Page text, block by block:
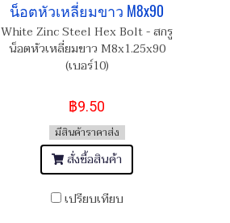
น็อตหัวเหลี่ยมขาว M8x90
White Zinc Steel Hex Bolt - สกรู
น็อตหัวเหลี่ยมขาว M8x1.25x90
(เบอร์10)
฿9.50
มีสินค้าราคาส่ง
สั่งซื้อสินค้า
เปรียบเทียบ